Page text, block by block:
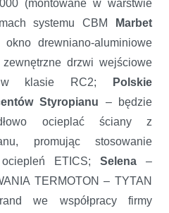
(montowane w warstwie
systemu CBM
Marbet
drewniano-aluminiowe
drzwi wejściowe
w klasie RC2;
Polskie
Styropianu – będzie
ocieplać ściany z
promując stosowanie
ociepleń ETICS; Selena –
TERMOTON – TYTAN
we współpracy firmy